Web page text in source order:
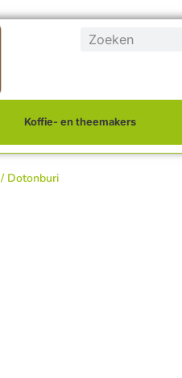
Koffie- en theemakers
/ Dotonburi